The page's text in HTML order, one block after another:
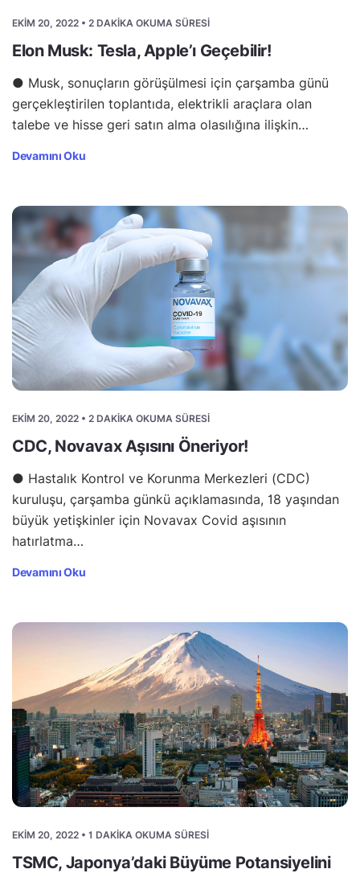
EKIM 20, 2022 • 2 DAKIKA OKUMA SÜRESI
Elon Musk: Tesla, Apple’ı Geçebilir!
● Musk, sonuçların görüşülmesi için çarşamba günü
gerçekleştirilen toplantıda, elektrikli araçlara olan
talebe ve hisse geri satın alma olasılığına ilişkin…
Devamını Oku
EKIM 20, 2022 • 2 DAKIKA OKUMA SÜRESI
CDC, Novavax Aşısını Öneriyor!
● Hastalık Kontrol ve Korunma Merkezleri (CDC)
kuruluşu, çarşamba günkü açıklamasında, 18 yaşından
büyük yetişkinler için Novavax Covid aşısının
hatırlatma…
Devamını Oku
EKIM 20, 2022 • 1 DAKIKA OKUMA SÜRESI
TSMC, Japonya’daki Büyüme Potansiyelini